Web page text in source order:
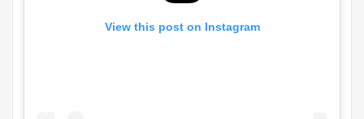
View this post on Instagram